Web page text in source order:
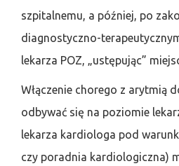
szpitalnemu, a później, po
diagnostyczno-
lekarza POZ, „ustępując”
Włączenie chorego z arytmią
odbywać się na poziomie
lekarza kardiologa pod
czy poradnia kardiologiczna)